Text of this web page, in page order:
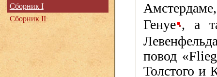
Генуе •, а
повод «
Толстого и
Сборник I
Сборник II